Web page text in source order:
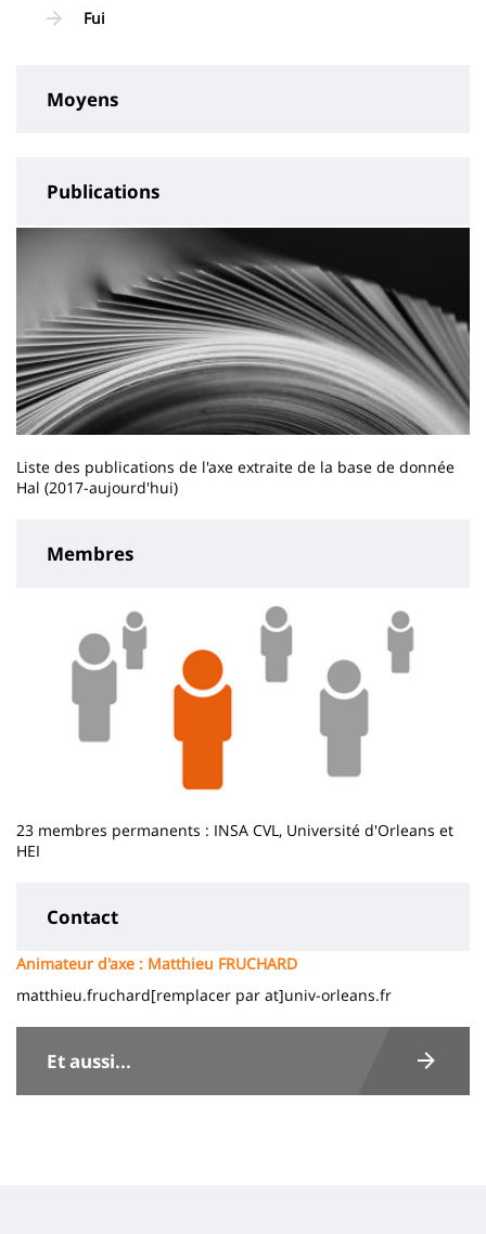
Fui
Moyens
Publications
Liste des publications de l'axe extraite de la base de donnée
Hal (2017-aujourd'hui)
Membres
23 membres permanents : INSA CVL, Université d'Orleans et
HEI
Contact
Animateur d'axe : Matthieu FRUCHARD
matthieu.fruchard[remplacer par at]univ-orleans.fr
Contenu
de
la
Et aussi...